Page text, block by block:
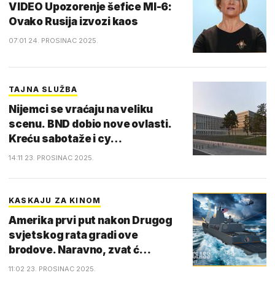
VIDEO Upozorenje šefice MI-6:
Ovako Rusija izvozi kaos
07:01 24. PROSINAC 2025.
TAJNA SLUŽBA
Nijemci se vraćaju na veliku
scenu. BND dobio nove ovlasti.
Kreću sabotaže i cy…
14:11 23. PROSINAC 2025.
KASKAJU ZA KINOM
Amerika prvi put nakon Drugog
svjetskog rata gradi ove
brodove. Naravno, zvat ć…
11:02 23. PROSINAC 2025.